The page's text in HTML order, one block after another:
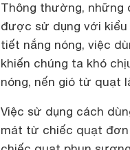
Thông thường, những
được sử dụng với kiểu
tiết nắng nóng, việc
khiến chúng ta khó
nóng, nến gió từ quạt
Việc sử dụng cách
mát từ chiếc quạt